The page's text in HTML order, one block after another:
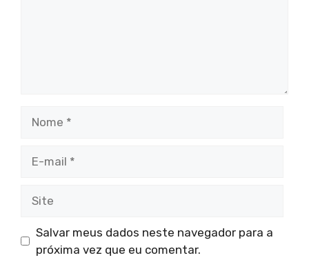
mail
Salvar meus dados neste navegador para a
próxima vez que eu comentar.